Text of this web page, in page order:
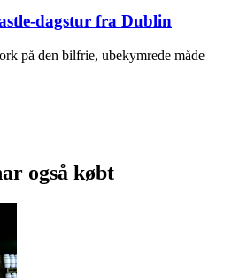
dagstur fra Dublin
på den bilfrie, ubekymrede måde
også købt